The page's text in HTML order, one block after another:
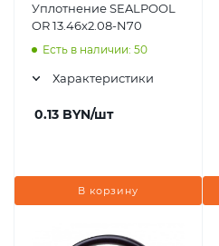
Уплотнение SEALPOOL
OR 13.46x2.08-N70
Есть в наличии: 50
Характеристики
0.13 BYN/шт
В корзину